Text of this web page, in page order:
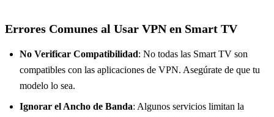
Errores Comunes al Usar VPN en Smart TV
No Verificar Compatibilidad: No todas las Smart TV son
compatibles con las aplicaciones de VPN. Asegúrate de que tu
modelo lo sea.
Ignorar el Ancho de Banda: Algunos servicios limitan la